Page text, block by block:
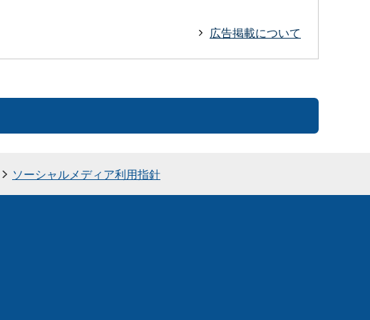
広告掲載について
ソーシャルメディア利用指針